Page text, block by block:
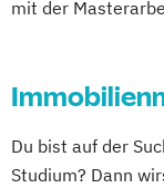
Robotik
Business
mit der
Du bist auf der
Studium? Dann